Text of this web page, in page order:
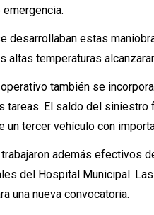
desarrollaban estas
altas temperaturas
también se
tareas. El saldo del siniestro
un tercer vehículo con
trabajaron además efectivos
del Hospital Municipal.
una nueva convocatoria.